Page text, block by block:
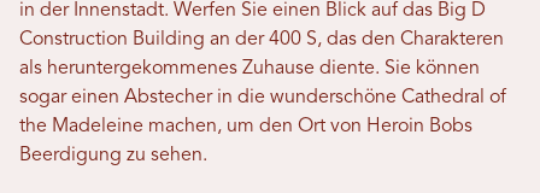
in der Innenstadt. Werfen Sie einen Blick auf das Big D
Construction Building an der 400 S, das den Charakteren
als heruntergekommenes Zuhause diente. Sie können
sogar einen Abstecher in die wunderschöne Cathedral of
the Madeleine machen, um den Ort von Heroin Bobs
Beerdigung zu sehen.